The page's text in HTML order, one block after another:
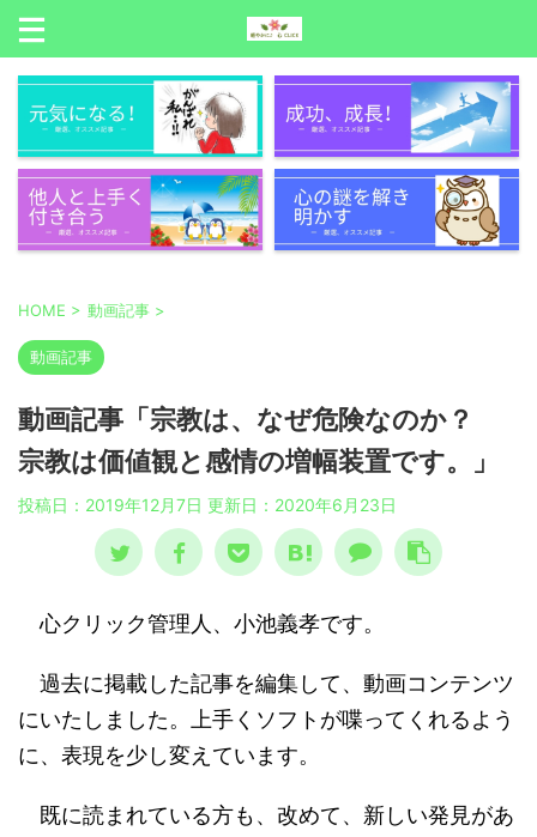
HOME > 動画記事 >
動画記事
動画記事「宗教は、なぜ危険なのか？
宗教は価値観と感情の増幅装置です。」
投稿日：2019年12月7日 更新日： 2020年6月23日
心クリック管理人、小池義孝です。
過去に掲載した記事を編集して、動画コンテンツ
にいたしました。上手くソフトが喋ってくれるよう
に、表現を少し変えています。
既に読まれている方も、改めて、新しい発見があ